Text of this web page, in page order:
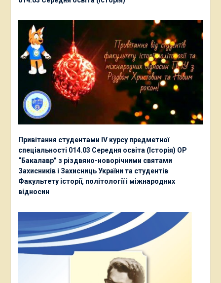
Привітання студентами ІV курсу предметної
спеціальності 014.03 Середня освіта (Історія) ОР
“Бакалавр” з різдвяно-новорічними святами
Захисників і Захисниць України та студентів
Факультету історії, політології і міжнародних
відносин